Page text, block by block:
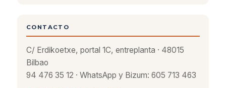
CONTACTO
C/ Erdikoetxe, portal 1C, entreplanta · 48015
Bilbao
94 476 35 12 · WhatsApp y Bizum: 605 713 463